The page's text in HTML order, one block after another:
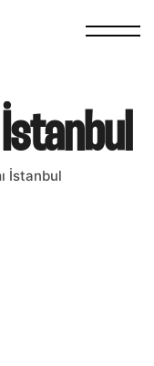
İstanbul
İstanbul